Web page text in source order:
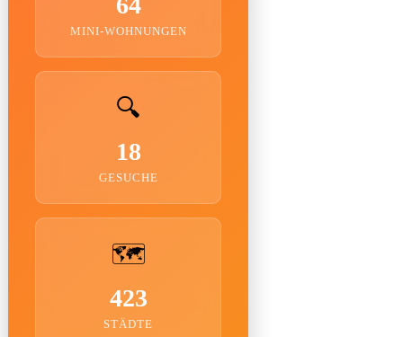
MINI-WOHNUNGEN
🔍
18
GESUCHE
🗺️
423
STÄDTE